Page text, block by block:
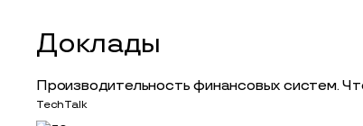
Доклады
Производительность финансовых систем.
TechTalk